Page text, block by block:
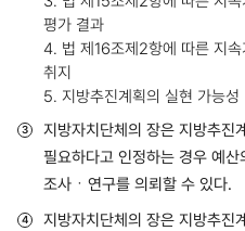
평가 결과
4. 법 제16조제2항에 따른 지
취지
5. 지방추진계획의 실현 가능성
지방자치단체의 장은 지방추진
필요하다고 인정하는 경우 예
조사ㆍ연구를 의뢰할 수 있다.
지방자치단체의 장은 지방추진